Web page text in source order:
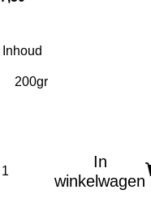
Inhoud
In
winkelwagen